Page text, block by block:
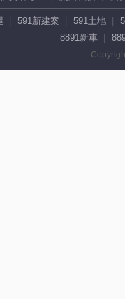
591新建案 591土地
8891新車